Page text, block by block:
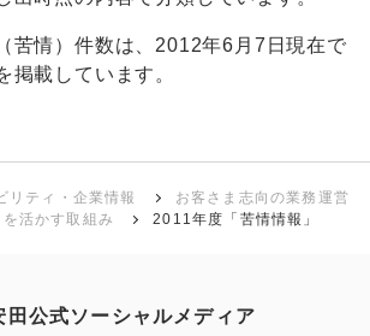
苦情）件数は、2012年6月7日現在で
掲載しています。
リティ・企業情報
お客さま志向の業務運営
を活かす取組み
2011年度「苦情情報」
田公式ソーシャルメディア